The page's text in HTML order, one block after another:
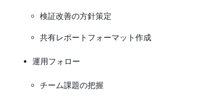
検証改善の方針策定
共有レポートフォーマット作成
運用フォロー
チーム課題の把握